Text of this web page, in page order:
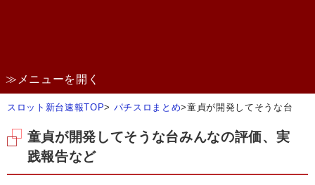
≫メニューを開く
スロット新台速報TOP> パチスロまとめ>童貞が開発してそうな台
童貞が開発してそうな台みんなの評価、実
践報告など